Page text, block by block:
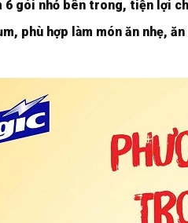
6 gói nhỏ bên trong, tiện lợi
phù hợp làm món ăn nhẹ,